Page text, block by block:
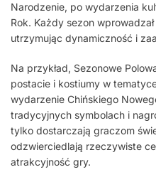
Narodzenie, po wydarzenia
Rok. Każdy sezon
utrzymując dynamiczność i
Na przykład, Sezonowe
postacie i kostiumy w
wydarzenie Chińskiego
tradycyjnych symbolach i
tylko dostarczają graczom
odzwierciedlają rzeczywiste
atrakcyjność gry.